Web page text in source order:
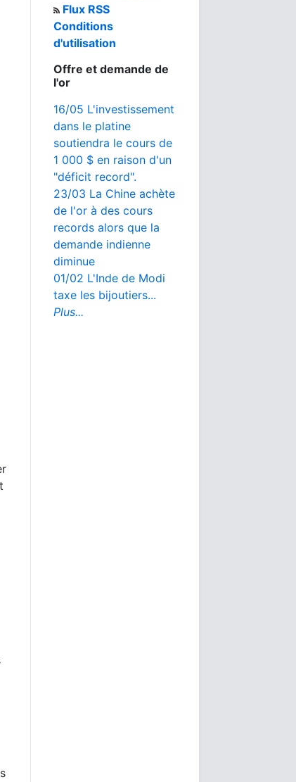
Flux RSS
Conditions
d'utilisation
Offre et demande de
l'or
16/05 L'investissement
dans le platine
soutiendra le cours de
1 000 $ en raison d'un
"déficit record".
23/03 La Chine achète
de l'or à des cours
records alors que la
demande indienne
diminue
01/02 L'Inde de Modi
taxe les bijoutiers...
Plus...